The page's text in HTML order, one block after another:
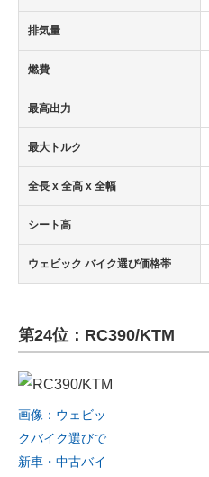
排気量
燃費
最高出力
最大トルク
全長 x 全高 x 全幅
シート高
ウェビック バイク選び価格帯
第24位：RC390/KTM
画像：ウェビッ
クバイク選びで
新車・中古バイ